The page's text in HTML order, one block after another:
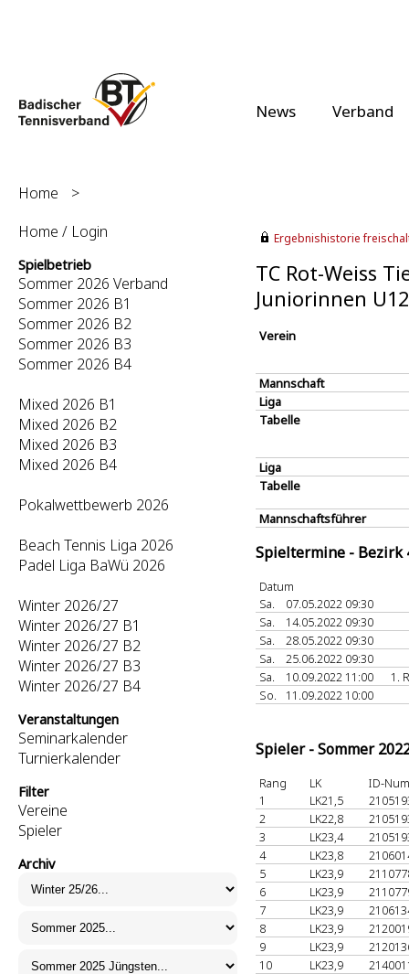
News Verband
Home
>
Home / Login
Spielbetrieb
Sommer 2026 Verband
Sommer 2026 B1
Sommer 2026 B2
Sommer 2026 B3
Sommer 2026 B4
Mixed 2026 B1
Mixed 2026 B2
Mixed 2026 B3
Mixed 2026 B4
Pokalwettbewerb 2026
Beach Tennis Liga 2026
Padel Liga BaWü 2026
Winter 2026/27
Winter 2026/27 B1
Winter 2026/27 B2
Winter 2026/27 B3
Winter 2026/27 B4
Veranstaltungen
Seminarkalender
Turnierkalender
Filter
Vereine
Spieler
Archiv
Ergebnishistorie
TC Rot-Weiss
Juniorinnen
Verein
Mannschaft
Liga
Tabelle
Liga
Tabelle
Mannschaftsführer
Spieltermine - Bezirk
Datum
Sa.
07.05.2022 09:30
Sa.
14.05.2022 09:30
Sa.
28.05.2022 09:30
Sa.
25.06.2022 09:30
Sa.
10.09.2022 11:00
1.
So.
11.09.2022 10:00
Spieler - Sommer
Rang LK
ID-
1
LK21,5
2
LK22,8
3
LK23,4
4
LK23,8
5
LK23,9
6
LK23,9
7
LK23,9
8
LK23,9
9
LK23,9
10
LK23,9